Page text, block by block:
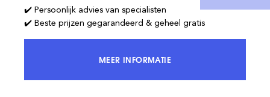
✔️ Persoonlijk advies van specialisten
✔️ Beste prijzen gegarandeerd & geheel gratis
MEER INFORMATIEKRIJG TOEGANG TOT 100% VAN